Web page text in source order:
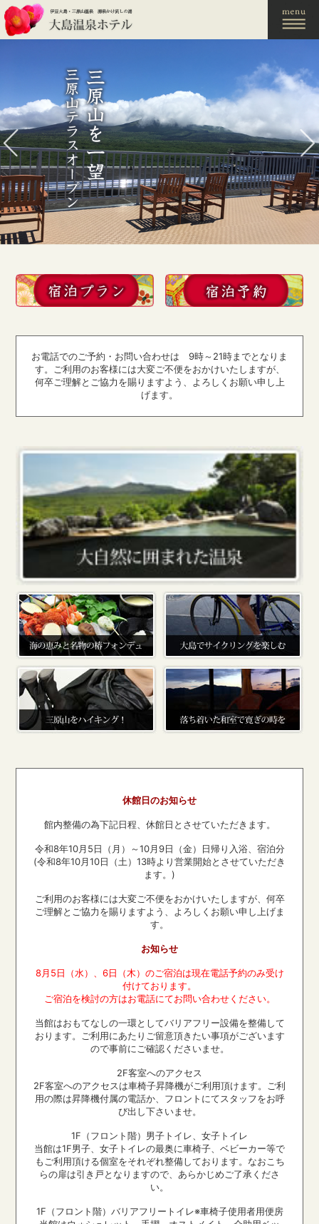
お電話でのご予約・お問い合わせは 9時～21時までとなりま
す。ご利用のお客様には大変ご不便をおかけいたしますが、
何卒ご理解とご協力を賜りますよう、よろしくお願い申し上
げます。
休館日のお知らせ
館内整備の為下記日程、休館日とさせていただきます。
令和8年10月5日（月）～10月9日（金）日帰り入浴、宿泊分
(令和8年10月10日（土）13時より営業開始とさせていただき
ます。)
ご利用のお客様には大変ご不便をおかけいたしますが、何卒
ご理解とご協力を賜りますよう、よろしくお願い申し上げま
す。
お知らせ
8月5日（水）、 6日（木）のご宿泊は現在電話予約のみ受け
付けております。
ご宿泊を検討の方はお電話にてお問い合わせください。
当館はおもてなしの一環としてバリアフリー設備を整備して
おります。ご利用にあたりご留意頂きたい事項がございます
ので事前にご確認くださいませ。
2F客室へのアクセス
2F客室へのアクセスは車椅子昇降機がご利用頂けます。ご利
用の際は昇降機付属の電話か、フロントにてスタッフをお呼
び出し下さいませ。
1F（フロント階）男子トイレ、女子トイレ
当館は1F男子、女子トイレの最奥に車椅子、ベビーカー等で
もご利用頂ける個室をそれぞれ整備しております。なおこち
らの扉は引き戸となりますので、あらかじめご了承くださ
い。
1F（フロント階）バリアフリートイレ※車椅子使用者用便房